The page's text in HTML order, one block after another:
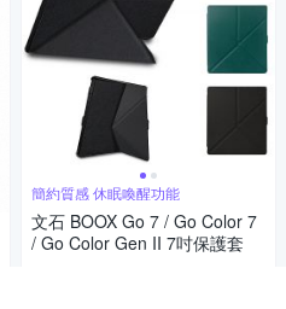
簡約質感 休眠喚醒功能
文石 BOOX Go 7 / Go Color 7
/ Go Color Gen II 7吋保護套